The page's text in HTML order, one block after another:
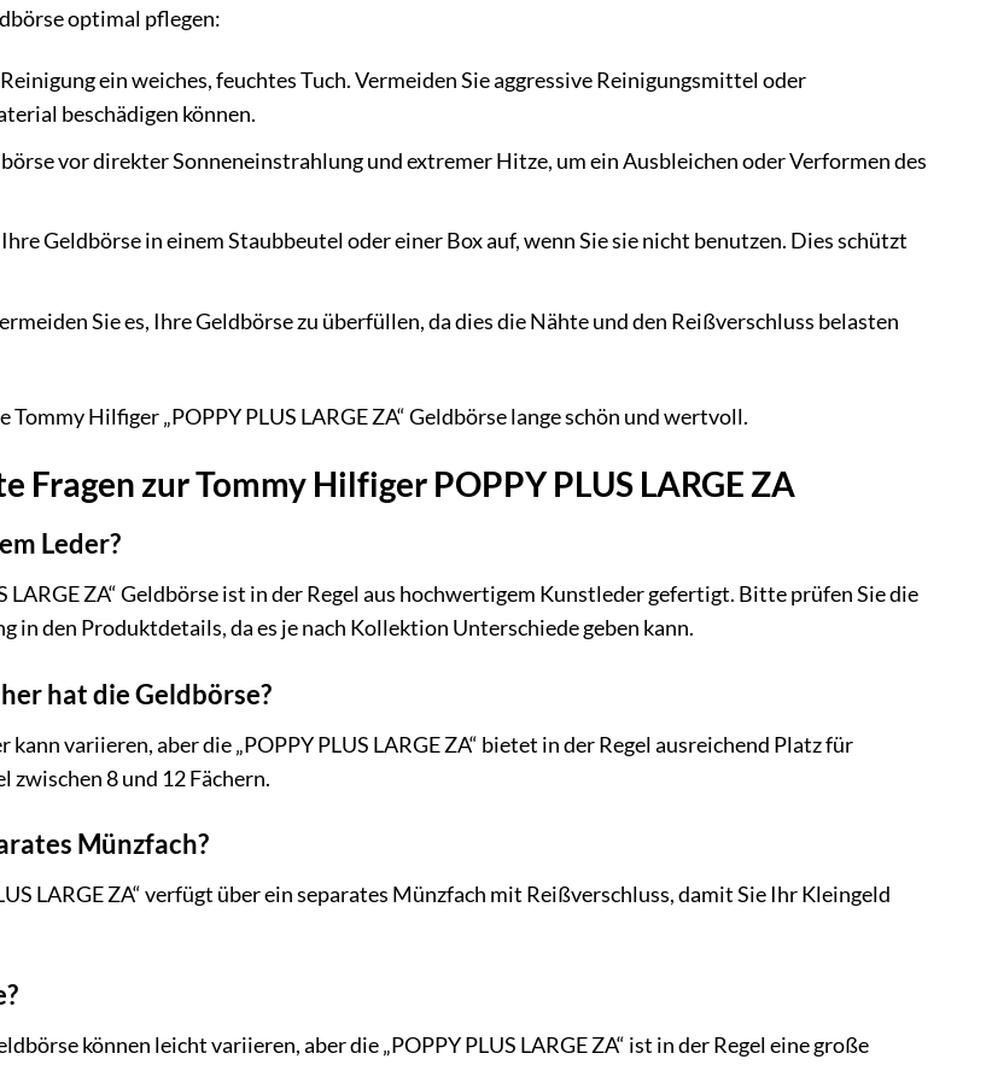
optimal pflegen:
ein weiches, feuchtes Tuch. Vermeiden Sie aggressive Reinigungsmittel oder
beschädigen können.
vor direkter Sonneneinstrahlung und extremer Hitze, um ein Ausbleichen oder Verformen des
Geldbörse in einem Staubbeutel oder einer Box auf, wenn Sie sie nicht benutzen. Dies schützt
Sie es, Ihre Geldbörse zu überfüllen, da dies die Nähte und den Reißverschluss belasten
Hilfiger „POPPY PLUS LARGE ZA“ Geldbörse lange schön und wertvoll.
Fragen zur Tommy Hilfiger POPPY PLUS LARGE ZA
Leder?
LARGE ZA“ Geldbörse ist in der Regel aus hochwertigem Kunstleder gefertigt. Bitte prüfen Sie die
in den Produktdetails, da es je nach Kollektion Unterschiede geben kann.
hat die Geldbörse?
variieren, aber die „POPPY PLUS LARGE ZA“ bietet in der Regel ausreichend Platz für
zwischen 8 und 12 Fächern.
Münzfach?
LARGE ZA“ verfügt über ein separates Münzfach mit Reißverschluss, damit Sie Ihr Kleingeld
können leicht variieren, aber die „POPPY PLUS LARGE ZA“ ist in der Regel eine große